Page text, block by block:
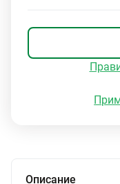
Описание